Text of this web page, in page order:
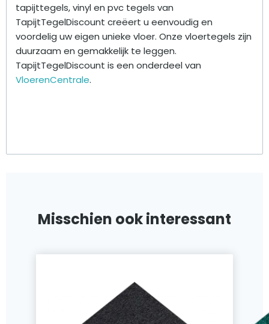
tapijttegels, vinyl en pvc tegels van
TapijtTegelDiscount creëert u eenvoudig en
voordelig uw eigen unieke vloer. Onze vloertegels zijn
duurzaam en gemakkelijk te leggen.
TapijtTegelDiscount is een onderdeel van
VloerenCentrale.
Misschien ook interessant